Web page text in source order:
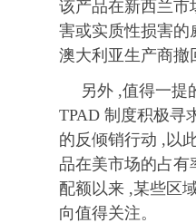
该产品在新西兰市
害或实质性损害的
澳大利亚生产商撤
另外 ,值得一提
TPAD 制度积极寻
的反倾销行动 ,以
品在美市场的占有
配额以来 ,某些区
向值得关注。